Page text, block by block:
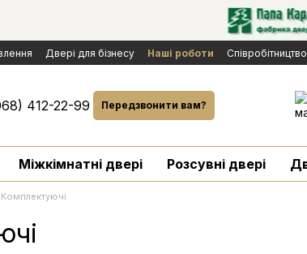
Двері для бізнесу Наші роботи Cпівробітництво
Обмін та повернення Договір публічної оферти Бренди
412-22-99 Передзвонити вам?
Міжкімнатні двері Розсувні двері
Комплектуючі